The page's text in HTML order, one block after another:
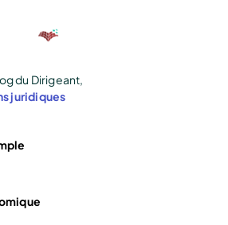
du Dirigeant,
juridiques